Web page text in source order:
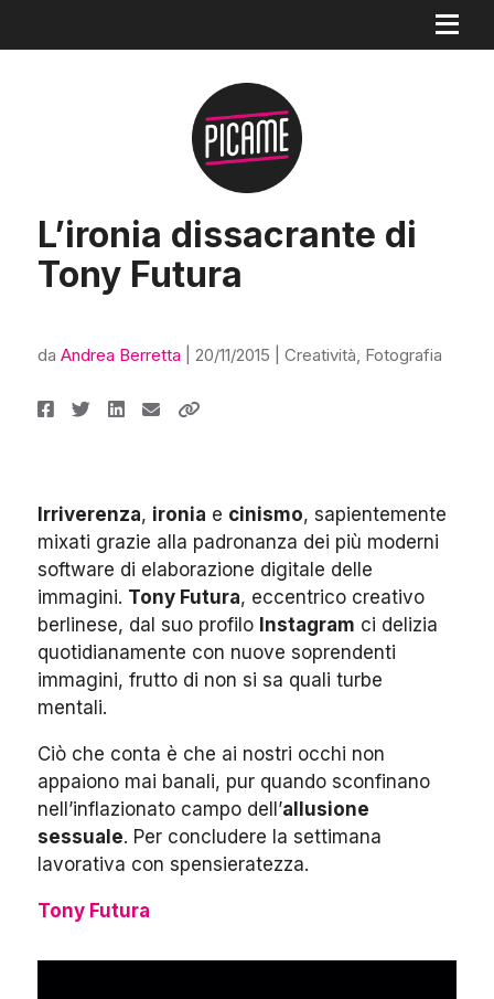
L’ironia dissacrante di
Tony Futura
da Andrea Berretta 20/11/2015 Creatività, Fotografia
Irriverenza, ironia e cinismo, sapientemente
mixati grazie alla padronanza dei più moderni
software di elaborazione digitale delle
immagini. Tony Futura, eccentrico creativo
berlinese, dal suo profilo Instagram ci delizia
quotidianamente con nuove soprendenti
immagini, frutto di non si sa quali turbe
mentali.
Ciò che conta è che ai nostri occhi non
appaiono mai banali, pur quando sconfinano
nell’inflazionato campo dell’allusione
sessuale. Per concludere la settimana
lavorativa con spensieratezza.
Tony Futura